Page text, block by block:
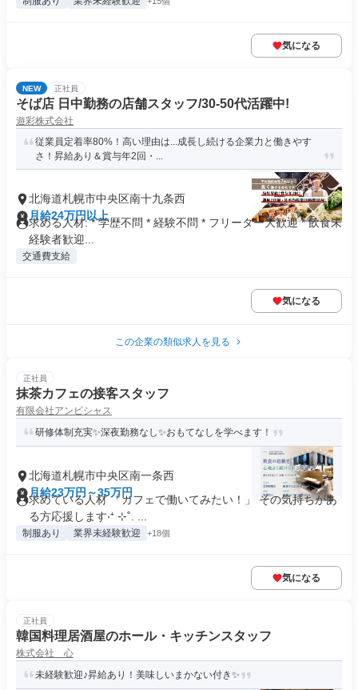
気になる
NEW 正社員
そば店 日中勤務の店舗スタッフ/30-50代活躍中!
遊彩株式会社
従業員定着率80%！高い理由は...成長し続ける企業力と働きやす
さ！昇給あり＆賞与年2回・...
北海道札幌市中央区南十九条西
月給24万円以上
求める人材: * 学歴不問 * 経験不問 * フリーター大歓迎 * 飲食未
経験者歓迎...
交通費支給
気になる
この企業の類似求人を見る
正社員
抹茶カフェの接客スタッフ
有限会社アンビシャス
研修体制充実✨深夜勤務なし✨おもてなしを学べます！
北海道札幌市中央区南一条西
月給23万円～35万円
求めている人材 「カフェで働いてみたい！」 その気持ちがあ
る方応援します‧⁺ ⊹˚. ...
制服あり 業界未経験歓迎 +18個
気になる
正社員
韓国料理居酒屋のホール・キッチンスタッフ
株式会社 心
未経験歓迎♪昇給あり！美味しいまかない付き✨